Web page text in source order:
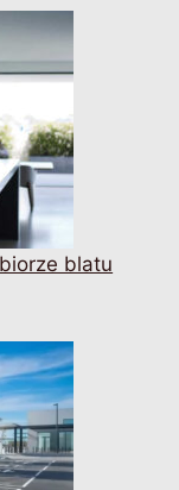
blatu